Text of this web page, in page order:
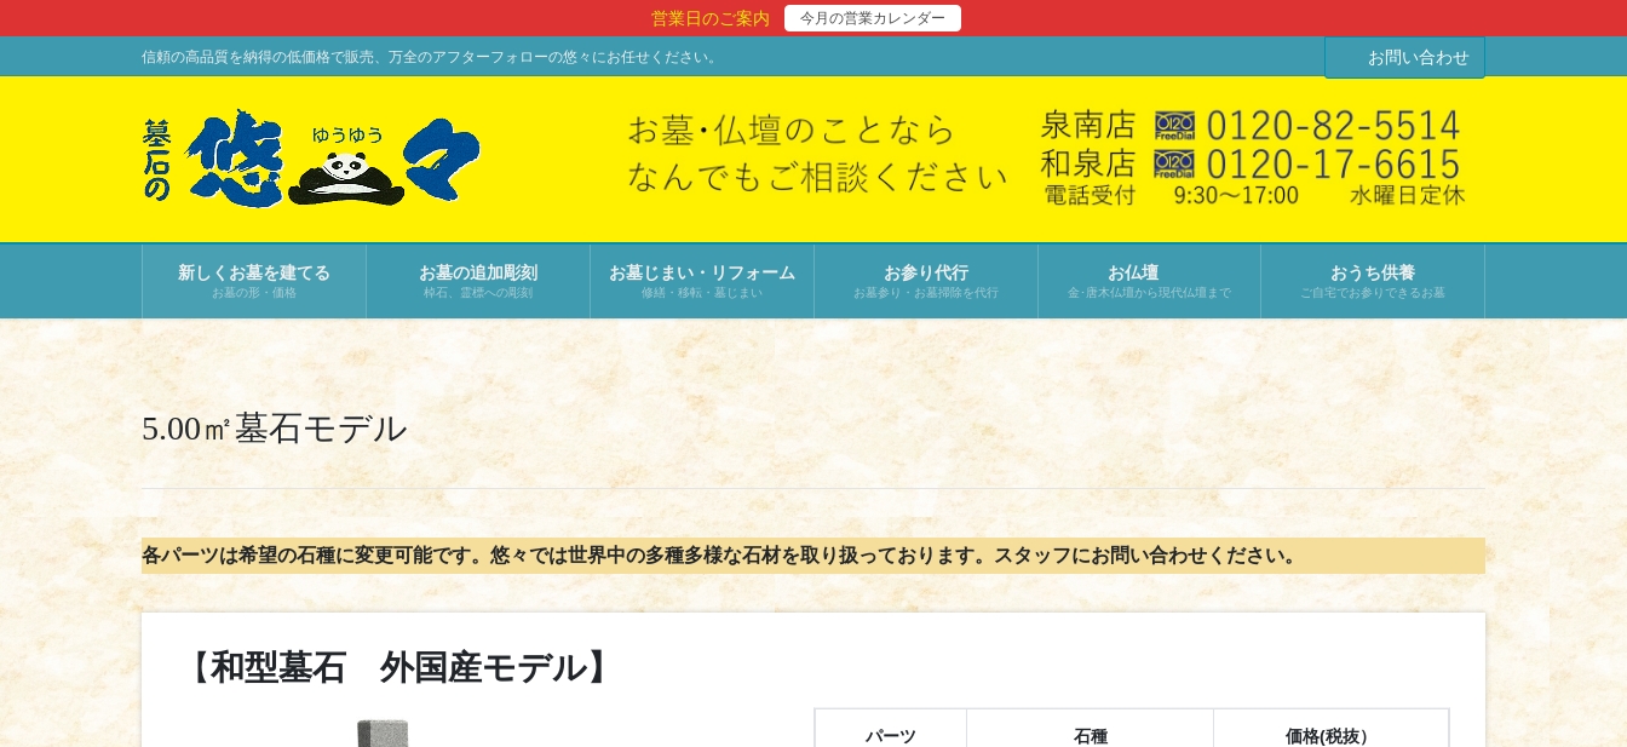
ン
ビ
移
営業日のご案内 今月の営業カレンダー
信頼の高品質を納得の低価格で販売、万全のアフターフォローの悠々にお任せください。 お問い合わせ
新しくお墓を建てる
お墓の形・価格
お墓の追加彫刻
棹石、霊標への彫刻
お墓じまい・リフォーム
修繕・移転・墓じまい
お参り代行
お墓参り・お墓掃除を代行
お仏壇
金･唐木仏壇から現代仏壇まで
おうち供養
ご自宅でお参りできるお墓
5.00㎡墓石モデル
各パーツは希望の石種に変更可能です。悠々では世界中の多種多様な石材を取り扱っております。スタッフにお問い合わせください。
【和型墓石 外国産モデル】
パーツ 石種 価格(税抜）